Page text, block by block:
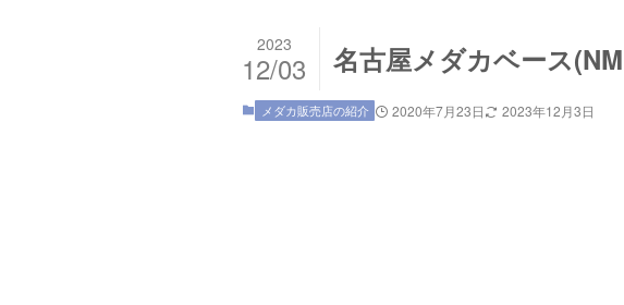
名古屋メダカベース
2023
12/03
メダカ販売店の紹介 2020年7月23日 2023年12月3日